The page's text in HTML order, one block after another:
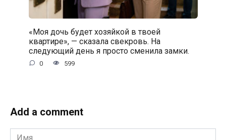
«Моя дочь будет хозяйкой в твоей
квартире», — сказала свекровь. На
следующий день я просто сменила замки.
0 599
Add a comment
Имя